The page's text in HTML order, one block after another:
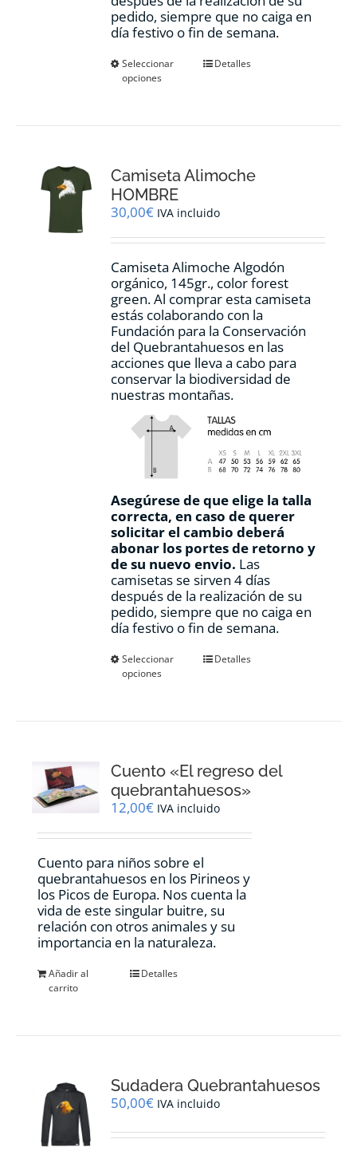
pedido, siempre que no caiga en
día festivo o fin de semana.
Seleccionar
opciones
Este
se
elegir
la
de
producto
Detalles
Camiseta Alimoche
HOMBRE
30,00€ IVA incluido
Camiseta Alimoche Algodón
orgánico, 145gr., color forest
green. Al comprar esta camiseta
estás colaborando con la
Fundación para la Conservación
del Quebrantahuesos en las
acciones que lleva a cabo para
conservar la biodiversidad de
nuestras montañas.
Asegúrese de que elige la talla
correcta, en caso de querer
solicitar el cambio deberá
abonar los portes de retorno y
de su nuevo envio. Las
camisetas se sirven 4 días
después de la realización de su
pedido, siempre que no caiga en
día festivo o fin de semana.
Seleccionar
opciones
Este
se
pueden
elegir
la
producto
Detalles
Cuento «El regreso del
quebrantahuesos»
12,00€ IVA incluido
Cuento para niños sobre el
quebrantahuesos en los Pirineos y
los Picos de Europa. Nos cuenta la
vida de este singular buitre, su
relación con otros animales y su
importancia en la naturaleza.
Añadir al
carrito
Detalles
Sudadera Quebrantahuesos
50,00€ IVA incluido